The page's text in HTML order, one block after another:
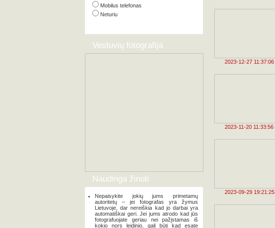
Mobilus telefonas
Neturiu
Vestuvių fotografija
Naudinga žinoti
Nepaisykite jokių jums primetamų
autoritetų – jei fotografas yra žymus
Lietuvoje, dar nereiškia kad jo darbai yra
automatiškai geri. Jei jums atrodo kad jūs
fotografuojate geriau nei pažįstamas iš
kokio nors leidinio, gali būti kad esate
2023-12-27 11:37:06
2023-11-20 11:33:56
2023-09-29 19:21:25